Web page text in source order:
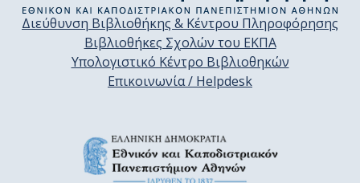
Διεύθυνση Βιβλιοθήκης & Κέντρου Πληροφόρησης
Βιβλιοθήκες Σχολών του ΕΚΠΑ
Υπολογιστικό Κέντρο Βιβλιοθηκών
Επικοινωνία / Helpdesk